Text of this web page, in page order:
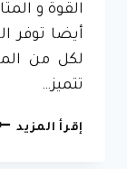
القوة و
أيضا توفر
لكل من
تتميز…
إقرأ المزيد